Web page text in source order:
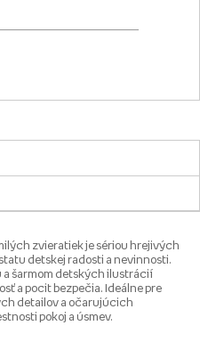
zvieratiek je sériou hrejivých
detskej radosti a nevinnosti.
šarmom detských ilustrácií
a pocit bezpečia. Ideálne pre
detailov a očarujúcich
pokoj a úsmev.